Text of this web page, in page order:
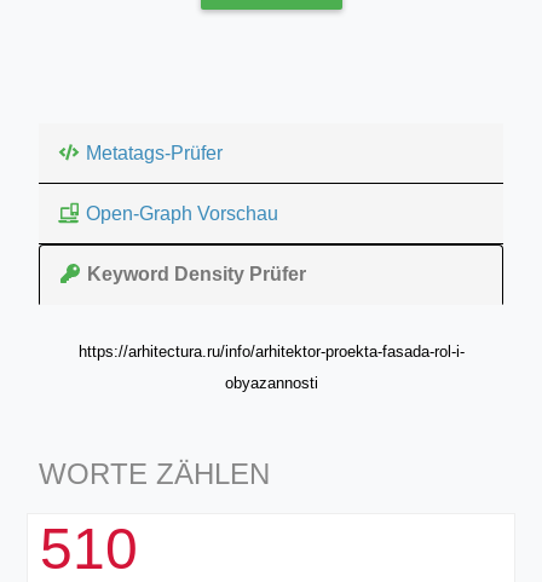
Metatags-Prüfer
Open-Graph Vorschau
Keyword Density Prüfer
https://arhitectura.ru/info/arhitektor-proekta-fasada-rol-i-
obyazannosti
WORTE ZÄHLEN
510